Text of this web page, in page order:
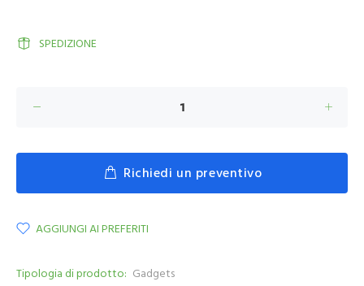
SPEDIZIONE
Richiedi un preventivo
AGGIUNGI AI PREFERITI
Tipologia di prodotto: Gadgets